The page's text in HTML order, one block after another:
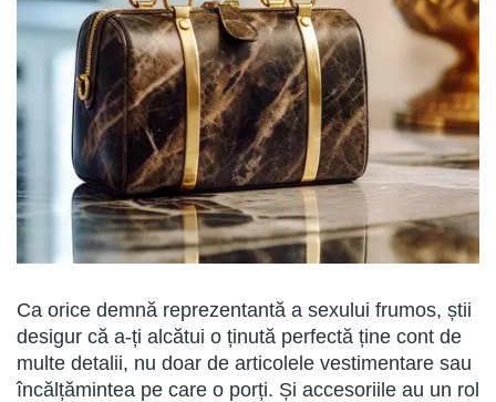
Ca orice demnă reprezentantă a sexului frumos, știi
desigur că a-ți alcătui o ținută perfectă ține cont de
multe detalii, nu doar de articolele vestimentare sau
încălțămintea pe care o porți. Și accesoriile au un rol